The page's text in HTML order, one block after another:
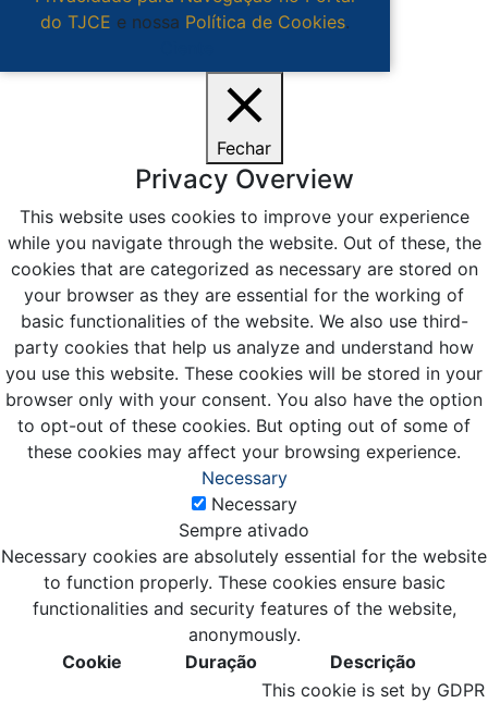
do TJCE e nossa Política de Cookies.
Fechar
Privacy Overview
This website uses cookies to improve your experience
while you navigate through the website. Out of these, the
cookies that are categorized as necessary are stored on
your browser as they are essential for the working of
basic functionalities of the website. We also use third-
party cookies that help us analyze and understand how
you use this website. These cookies will be stored in your
browser only with your consent. You also have the option
to opt-out of these cookies. But opting out of some of
these cookies may affect your browsing experience.
Necessary
Necessary
Sempre ativado
Necessary cookies are absolutely essential for the website
to function properly. These cookies ensure basic
functionalities and security features of the website,
anonymously.
Cookie
Duração Descrição
This cookie is set by GDPR